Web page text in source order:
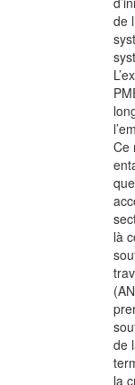
de
Ce
là
de
la